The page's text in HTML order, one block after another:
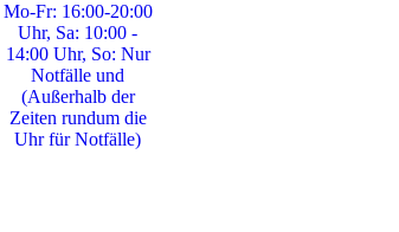
Mo-Fr: 16:00-20:00
Uhr, Sa: 10:00 -
14:00 Uhr, So: Nur
Notfälle und
(Außerhalb der
Zeiten rundum die
Uhr für Notfälle)